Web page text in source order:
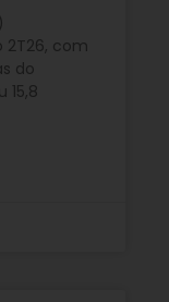
2T26, com
do
15,8